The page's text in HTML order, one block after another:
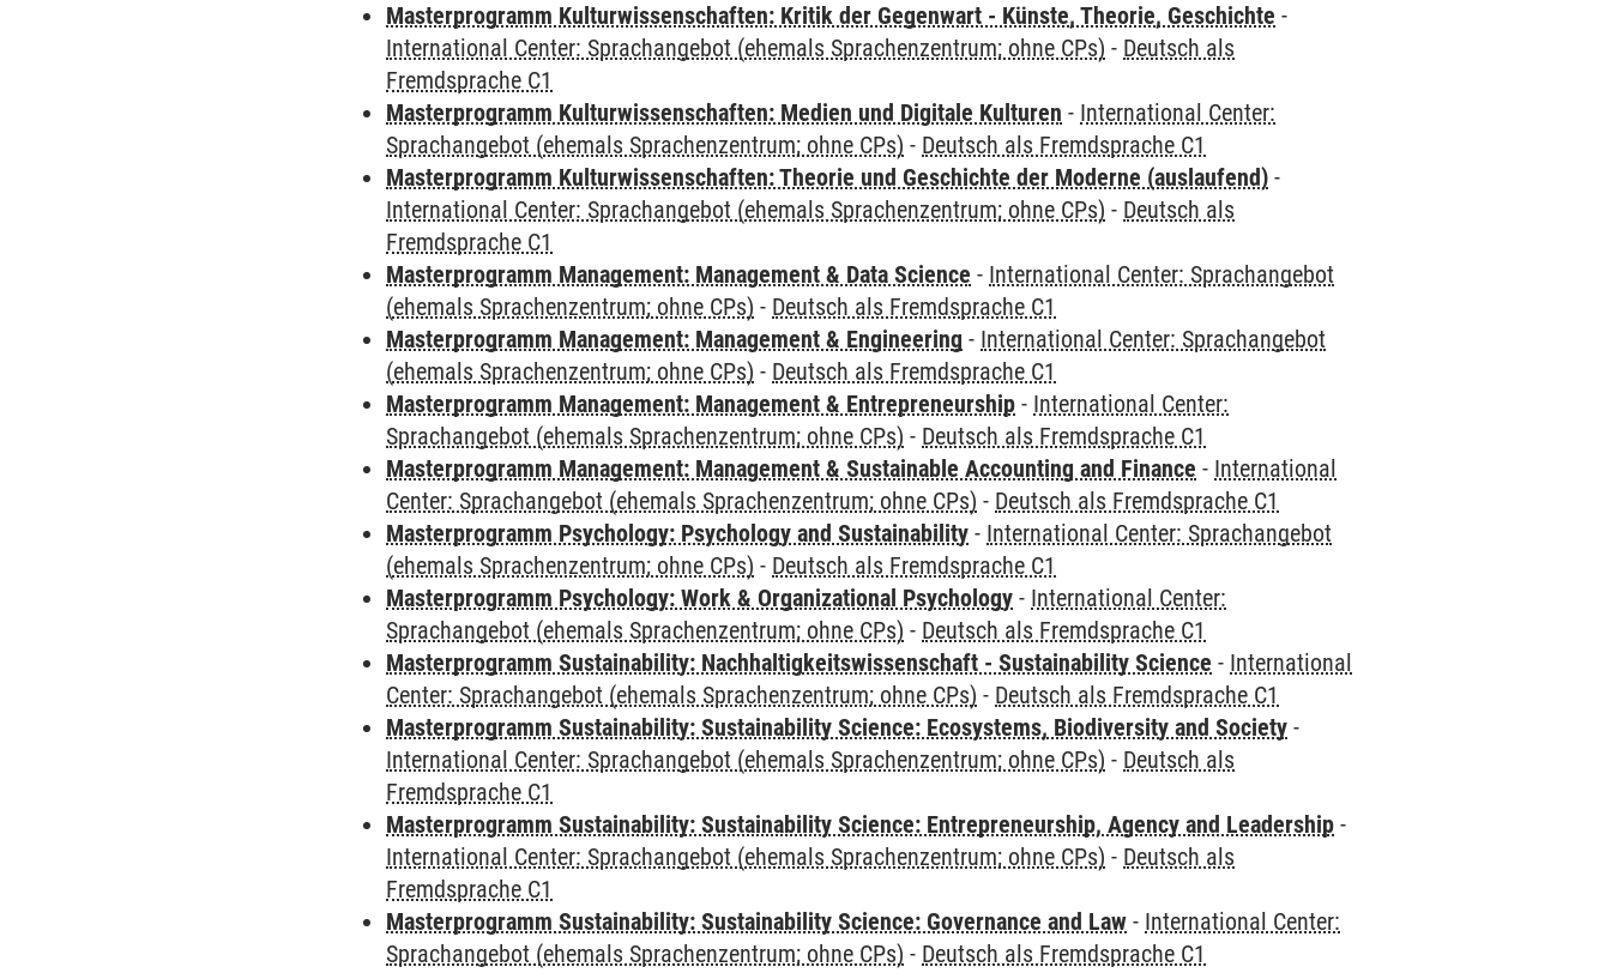
Masterprogramm Kulturwissenschaften: Kritik der Gegenwart - Künste, Theorie, Geschichte -
International Center: Sprachangebot (ehemals Sprachenzentrum; ohne CPs) - Deutsch als
Fremdsprache C1
Masterprogramm Kulturwissenschaften: Medien und Digitale Kulturen - International Center:
Sprachangebot (ehemals Sprachenzentrum; ohne CPs) - Deutsch als Fremdsprache C1
Masterprogramm Kulturwissenschaften: Theorie und Geschichte der Moderne (auslaufend) -
International Center: Sprachangebot (ehemals Sprachenzentrum; ohne CPs) - Deutsch als
Fremdsprache C1
Masterprogramm Management: Management & Data Science - International Center: Sprachangebot
(ehemals Sprachenzentrum; ohne CPs) - Deutsch als Fremdsprache C1
Masterprogramm Management: Management & Engineering - International Center: Sprachangebot
(ehemals Sprachenzentrum; ohne CPs) - Deutsch als Fremdsprache C1
Masterprogramm Management: Management & Entrepreneurship - International Center:
Sprachangebot (ehemals Sprachenzentrum; ohne CPs) - Deutsch als Fremdsprache C1
Masterprogramm Management: Management & Sustainable Accounting and Finance - International
Center: Sprachangebot (ehemals Sprachenzentrum; ohne CPs) - Deutsch als Fremdsprache C1
Masterprogramm Psychology: Psychology and Sustainability - International Center: Sprachangebot
(ehemals Sprachenzentrum; ohne CPs) - Deutsch als Fremdsprache C1
Masterprogramm Psychology: Work & Organizational Psychology - International Center:
Sprachangebot (ehemals Sprachenzentrum; ohne CPs) - Deutsch als Fremdsprache C1
Masterprogramm Sustainability: Nachhaltigkeitswissenschaft - Sustainability Science - International
Center: Sprachangebot (ehemals Sprachenzentrum; ohne CPs) - Deutsch als Fremdsprache C1
Masterprogramm Sustainability: Sustainability Science: Ecosystems, Biodiversity and Society -
International Center: Sprachangebot (ehemals Sprachenzentrum; ohne CPs) - Deutsch als
Fremdsprache C1
Masterprogramm Sustainability: Sustainability Science: Entrepreneurship, Agency and Leadership -
International Center: Sprachangebot (ehemals Sprachenzentrum; ohne CPs) - Deutsch als
Fremdsprache C1
Masterprogramm Sustainability: Sustainability Science: Governance and Law - International Center:
Sprachangebot (ehemals Sprachenzentrum; ohne CPs) - Deutsch als Fremdsprache C1